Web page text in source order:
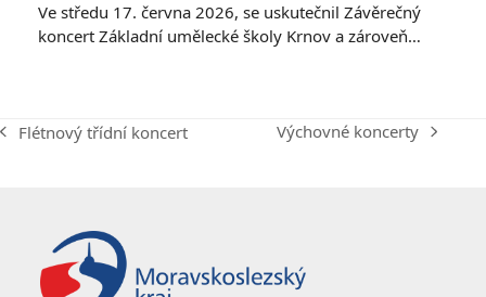
Ve středu 17. června 2026, se uskutečnil Závěrečný
koncert Základní umělecké školy Krnov a zároveň…
previous
Flétnový třídní koncert
next
Výchovné koncerty